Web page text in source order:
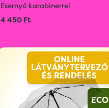
Esernyő karabinerrel
4 450 Ft
ONLINE
LÁTVÁNYTERVEZŐ
ÉS RENDELÉS
ECO